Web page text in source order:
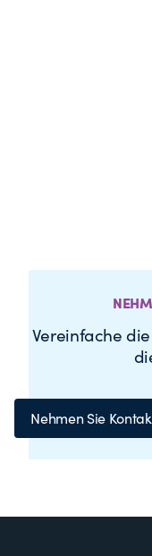
Vereinfache
Nehmen Sie